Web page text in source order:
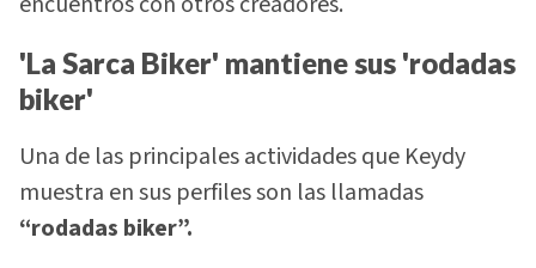
'La Sarca Biker' mantiene sus 'rodadas
biker'
Una de las principales actividades que Keydy
muestra en sus perfiles son las llamadas
“rodadas biker”.